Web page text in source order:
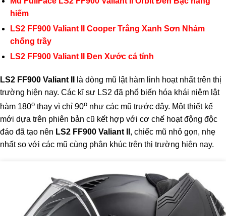
hiếm
LS2 FF900 Valiant II Cooper Trắng Xanh Sơn Nhám
chống trầy
LS2 FF900 Valiant II Đen Xước cá tính
LS2 FF900 Valiant II
là dòng mũ lật hàm linh hoạt nhất trên thị
trường hiện nay. Các kĩ sư LS2 đã phổ biến hóa khái niệm lật
hàm 180o thay vì chỉ 90o như các mũ trước đây. Một thiết kế
mới dựa trên phiên bản cũ kết hợp với cơ chế hoạt động độc
đáo đã tạo nên LS2 FF900 Valiant II , chiếc mũ nhỏ gọn, nhẹ
nhất so với các mũ cùng phân khúc trên thị trường hiện nay.